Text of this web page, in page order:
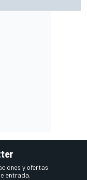
y ofertas
entrada.